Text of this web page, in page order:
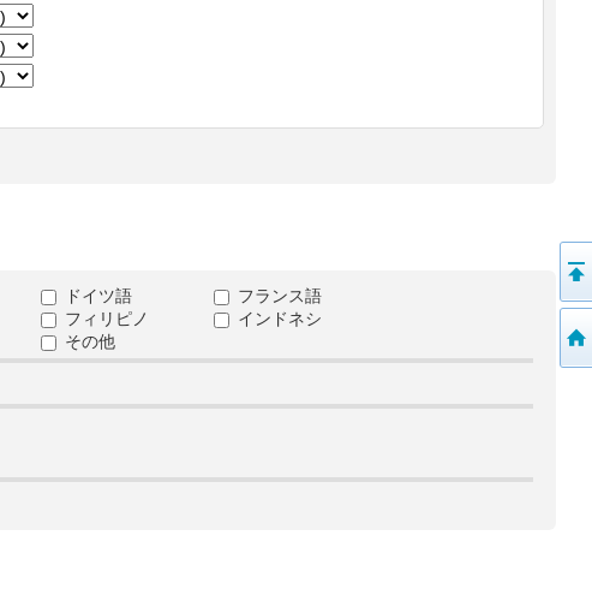
ドイツ語
フランス語
フィリピノ
インドネシ
その他